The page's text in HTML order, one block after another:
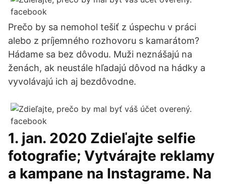
Prečo by sa nemohol tešiť z úspechu v práci
alebo z príjemného rozhovoru s kamarátom?
Hádame sa bez dôvodu. Muži neznášajú na
ženách, ak neustále hľadajú dôvod na hádky a
vyvolávajú ich aj bezdôvodne.
1. jan. 2020 Zdieľajte selfie
fotografie; Vytvárajte reklamy
a kampane na Instagrame. Na